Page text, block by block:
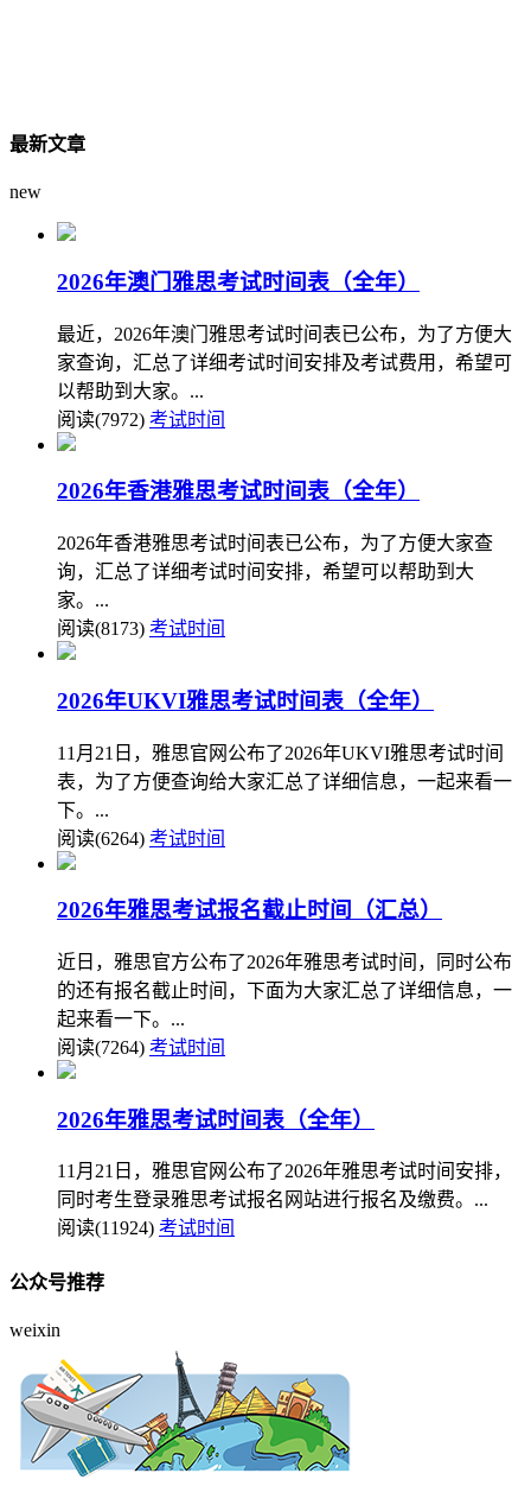
最新文章
new
2026年澳门雅思考试时间表（全年）
最近，2026年澳门雅思考试时间表已公布，为了方便大
家查询，汇总了详细考试时间安排及考试费用，希望可
以帮助到大家。...
阅读(7972) 考试时间
2026年香港雅思考试时间表（全年）
2026年香港雅思考试时间表已公布，为了方便大家查
询，汇总了详细考试时间安排，希望可以帮助到大
家。...
阅读(8173) 考试时间
2026年UKVI雅思考试时间表（全年）
11月21日，雅思官网公布了2026年UKVI雅思考试时间
表，为了方便查询给大家汇总了详细信息，一起来看一
下。...
阅读(6264) 考试时间
2026年雅思考试报名截止时间（汇总）
近日，雅思官方公布了2026年雅思考试时间，同时公布
的还有报名截止时间，下面为大家汇总了详细信息，一
起来看一下。...
阅读(7264) 考试时间
2026年雅思考试时间表（全年）
11月21日，雅思官网公布了2026年雅思考试时间安排，
同时考生登录雅思考试报名网站进行报名及缴费。...
阅读(11924) 考试时间
公众号推荐
weixin